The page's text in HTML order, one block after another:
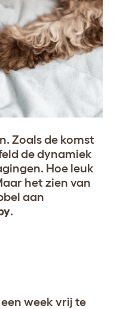
Zoals de komst
de dynamiek
Hoe leuk
het zien van
aan
.
week vrij te